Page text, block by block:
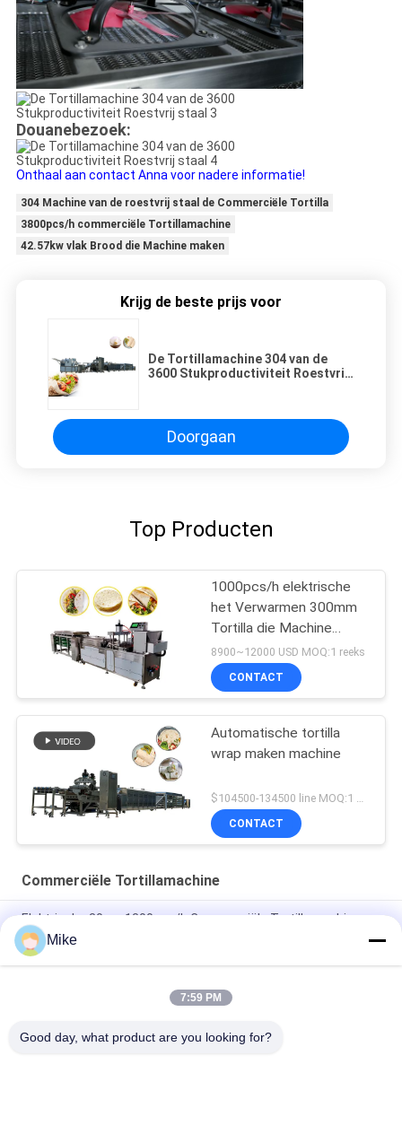
Douanebezoek:
Onthaal aan contact Anna voor nadere informatie!
304 Machine van de roestvrij staal de Commerciële Tortilla
3800pcs/h commerciële Tortillamachine
42.57kw vlak Brood die Machine maken
Krijg de beste prijs voor
De Tortillamachine 304 van de
3600 Stukproductiviteit Roestvrij
Doorgaan
Top Producten
1000pcs/h elektrische
het Verwarmen 300mm
Tortilla die Machine
maken
8900~12000 USD MOQ:1 reeks
CONTACT
Automatische tortilla
wrap maken machine
$104500-134500 line MOQ:1 REEKS
CONTACT
Commerciële Tortillamachine
Elektrische 30cm 1300pcs/h Commerciële Tortillamachine
25cm 3600pcs/h Machine van de Supermarkt de
Commerciële Tortilla
Sjalotpannekoek Lacha die Paratha tot Machine maken 3000
Mike
7:59 PM
Good day, what product are you looking for?